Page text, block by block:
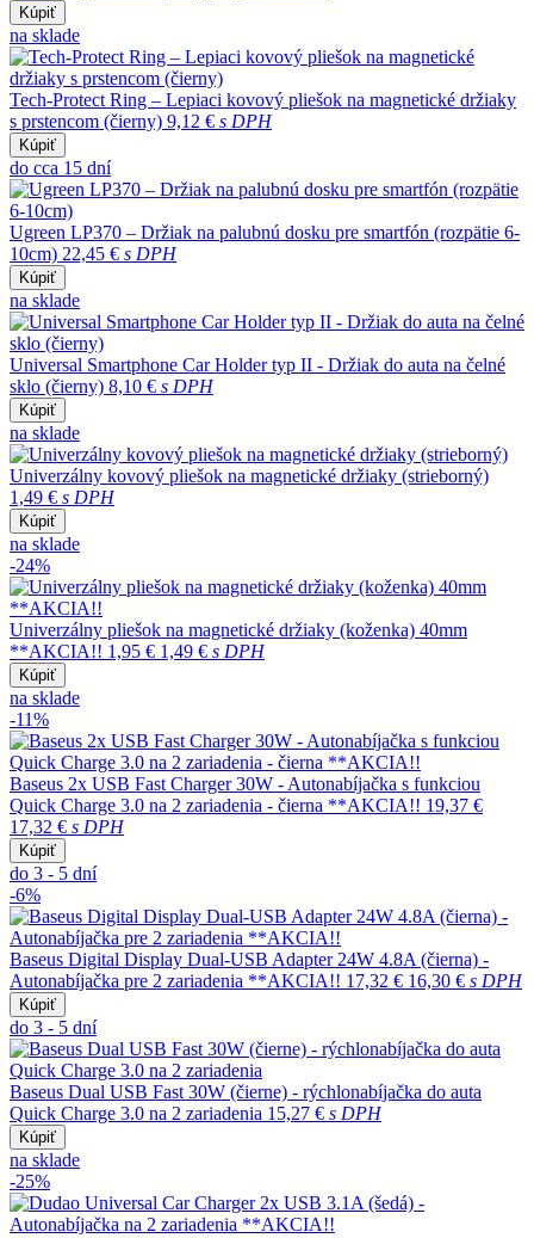
Kúpiť
na sklade
Tech-Protect Ring – Lepiaci kovový pliešok na magnetické držiaky
s prstencom (čierny) 9,12 € s DPH
Kúpiť
do cca 15 dní
Ugreen LP370 – Držiak na palubnú dosku pre smartfón (rozpätie 6-
10cm) 22,45 € s DPH
Kúpiť
na sklade
Universal Smartphone Car Holder typ II - Držiak do auta na čelné
sklo (čierny) 8,10 € s DPH
Kúpiť
na sklade
Univerzálny kovový pliešok na magnetické držiaky (strieborný)
1,49 € s DPH
Kúpiť
na sklade
-24%
Univerzálny pliešok na magnetické držiaky (koženka) 40mm
**AKCIA!! 1,95 € 1,49 € s DPH
Kúpiť
na sklade
-11%
Baseus 2x USB Fast Charger 30W - Autonabíjačka s funkciou
Quick Charge 3.0 na 2 zariadenia - čierna **AKCIA!! 19,37 €
17,32 € s DPH
Kúpiť
do 3 - 5 dní
-6%
Baseus Digital Display Dual-USB Adapter 24W 4.8A (čierna) -
Autonabíjačka pre 2 zariadenia **AKCIA!! 17,32 € 16,30 € s DPH
Kúpiť
do 3 - 5 dní
Baseus Dual USB Fast 30W (čierne) - rýchlonabíjačka do auta
Quick Charge 3.0 na 2 zariadenia 15,27 € s DPH
Kúpiť
na sklade
-25%